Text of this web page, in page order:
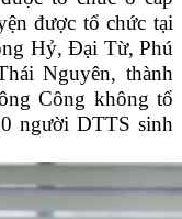
được tổ chức tại
Hỷ, Đại Từ, Phú
Nguyên, thành
Công không tổ
người DTTS sinh